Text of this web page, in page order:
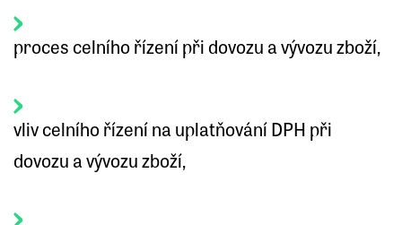
proces celního řízení při dovozu a vývozu zboží,
vliv celního řízení na uplatňování DPH při
dovozu a vývozu zboží,